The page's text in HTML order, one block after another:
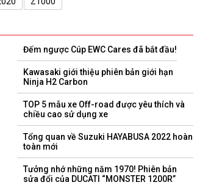
Đếm ngược Cúp EWC Cares đã bắt đầu!
Kawasaki giới thiệu phiên bản giới hạn
Ninja H2 Carbon
TOP 5 mẫu xe Off-road được yêu thích và
chiều cao sử dụng xe
Tổng quan về Suzuki HAYABUSA 2022 hoàn
toàn mới
Tưởng nhớ những năm 1970! Phiên bản
sửa đổi của DUCATI “MONSTER 1200R”